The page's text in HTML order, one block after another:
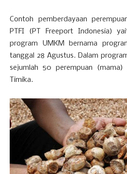
Contoh pemberdayaan
PTFI (PT Freeport Indonesia)
program UMKM bernama
tanggal 28 Agustus. Dalam
sejumlah 50 perempuan
Timika.